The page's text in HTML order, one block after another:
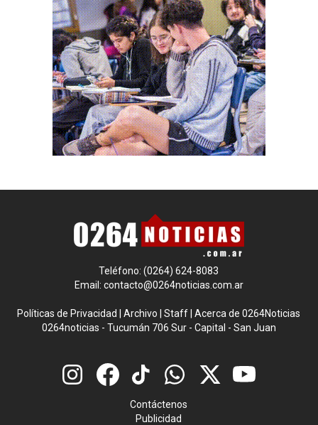
Teléfono: (0264) 624-8083
Email: contacto@0264noticias.com.ar
Políticas de Privacidad |Archivo |Staff |Acerca de 0264Noticias
0264noticias - Tucumán 706 Sur - Capital - San Juan
Contáctenos
Publicidad